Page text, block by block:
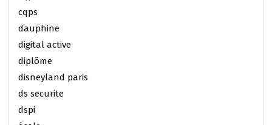
cqps
dauphine
digital active
diplôme
disneyland paris
ds securite
dspi